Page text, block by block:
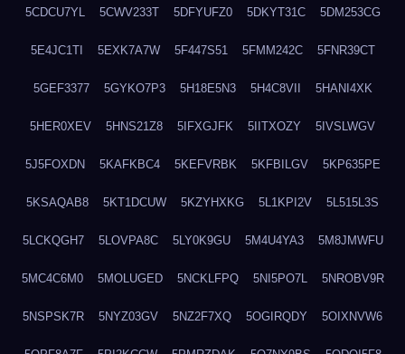
5CDCU7YL 5CWV233T 5DFYUFZ0 5DKYT31C 5DM253CG
5E4JC1TI 5EXK7A7W 5F447S51 5FMM242C 5FNR39CT
5GEF3377 5GYKO7P3 5H18E5N3 5H4C8VII 5HANI4XK
5HER0XEV 5HNS21Z8 5IFXGJFK 5IITXOZY 5IVSLWGV
5J5FOXDN 5KAFKBC4 5KEFVRBK 5KFBILGV 5KP635PE
5KSAQAB8 5KT1DCUW 5KZYHXKG 5L1KPI2V 5L515L3S
5LCKQGH7 5LOVPA8C 5LY0K9GU 5M4U4YA3 5M8JMWFU
5MC4C6M0 5MOLUGED 5NCKLFPQ 5NI5PO7L 5NROBV9R
5NSPSK7R 5NYZ03GV 5NZ2F7XQ 5OGIRQDY 5OIXNVW6